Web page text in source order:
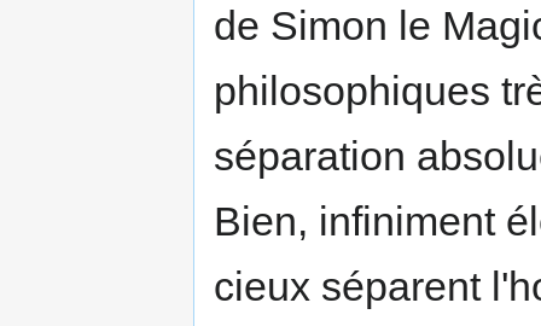
de Simon le
philosophiques
séparation
Bien, infiniment
cieux séparent